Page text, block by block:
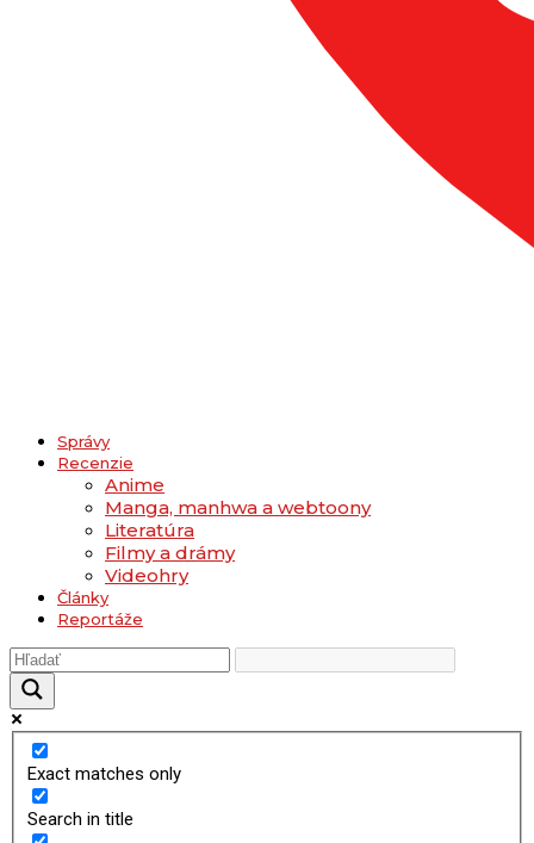
Správy
Recenzie
Anime
Manga, manhwa a webtoony
Literatúra
Filmy a drámy
Videohry
Články
Reportáže
Exact matches only
Search in title